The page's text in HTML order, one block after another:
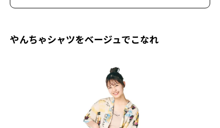
やんちゃシャツをベージュでこなれ